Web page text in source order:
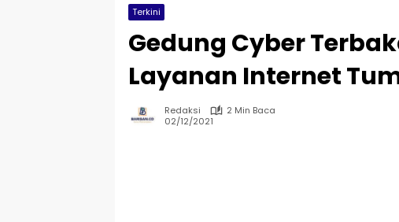
Terkini
Gedung Cyber
Layanan Internet
Redaksi
2 Min Baca
02/12/2021